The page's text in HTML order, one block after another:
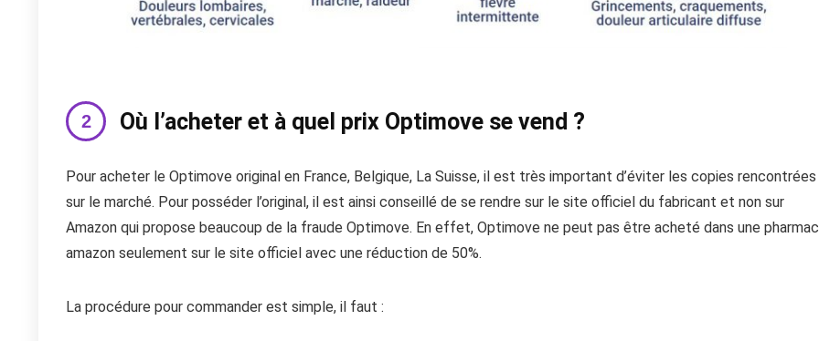
Où l’acheter et à quel prix Optimove se vend ?
Pour acheter le Optimove original en France, Belgique, La Suisse, il est très important d’éviter les copies rencontrées
sur le marché. Pour posséder l’original, il est ainsi conseillé de se rendre sur le site officiel du fabricant et non sur
Amazon qui propose beaucoup de la fraude Optimove. En effet, Optimove ne peut pas être acheté dans une
amazon seulement sur le site officiel avec une réduction de 50%.
La procédure pour commander est simple, il faut :